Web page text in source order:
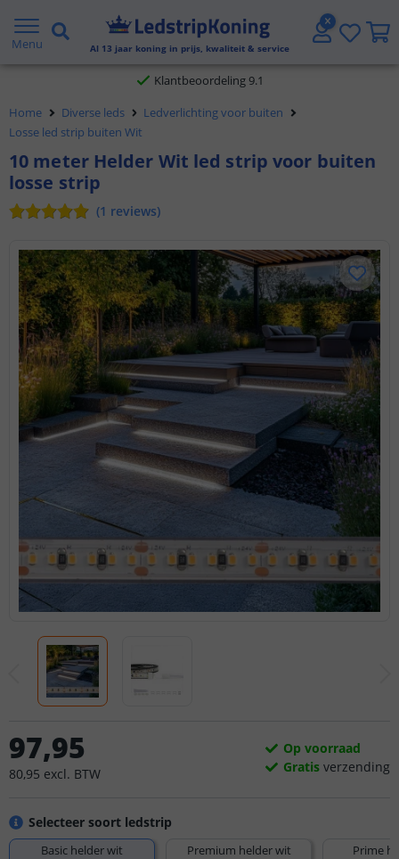
Menu Al 13 jaar koning in prijs, kwaliteit & service
Gratis verzending vanaf € 20,- NL en BE
Klantbeoordeling 9.1
Voor 23:45 uur besteld,morgen in huis
Home Diverse leds
Ledverlichting voor buiten
Losse led strip buiten Wit
10 meter Helder Wit led strip voor buiten
losse strip
(1 reviews)
Selecteer soort ledstrip
Basic helder wit Premium helder wit Prime
97,95
80,95 excl. BTW
Op voorraad
Gratis verzending